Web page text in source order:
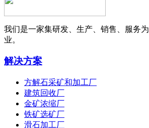
我们是一家集研发、生产、销售、服务
业。
解决方案
方解石采矿和加工厂
建筑回收厂
金矿浓缩厂
铁矿选矿厂
滑石加工厂